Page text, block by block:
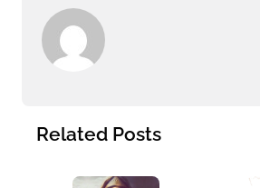
Related Posts